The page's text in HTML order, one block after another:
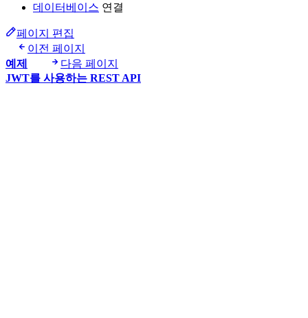
데이터베이스 연결
페이지 편집
이전 페이지
예제
다음 페이지
JWT를 사용하는 REST API